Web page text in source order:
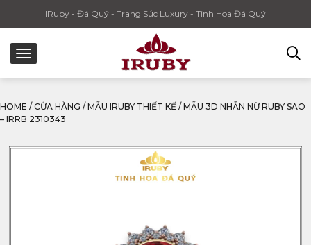
IRuby - Đá Quý - Trang Sức Luxury - Tinh Hoa Đá Quý
HOME / CỬA HÀNG / MẪU IRUBY THIẾT KẾ / MẪU 3D NHẪN NỮ RUBY SAO
– IRRB 2310343